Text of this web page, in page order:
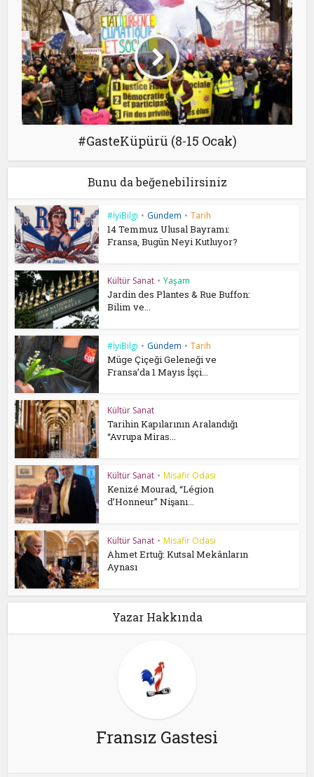
#GasteKüpürü (8-15 Ocak)
Bunu da beğenebilirsiniz
#İyiBilgi • Gündem • Tarih
14 Temmuz Ulusal Bayramı:
Fransa, Bugün Neyi Kutluyor?
Kültür Sanat • Yaşam
Jardin des Plantes & Rue Buffon:
Bilim ve...
#İyiBilgi • Gündem • Tarih
Müge Çiçeği Geleneği ve
Fransa’da 1 Mayıs İşçi...
Kültür Sanat
Tarihin Kapılarının Aralandığı
“Avrupa Miras...
Kültür Sanat • Misafir Odası
Kenizé Mourad, “Légion
d’Honneur” Nişanı...
Kültür Sanat • Misafir Odası
Ahmet Ertuğ: Kutsal Mekânların
Aynası
Yazar Hakkında
Fransız Gastesi